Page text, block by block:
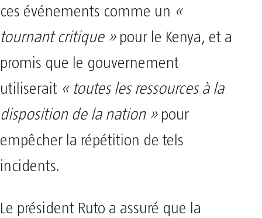
ces événements comme un «
tournant critique »pour le Kenya, et a
promis que le gouvernement
utiliserait « toutes les ressources à la
disposition de la nation »pour
empêcher la répétition de tels
incidents.
Le président Ruto a assuré que la